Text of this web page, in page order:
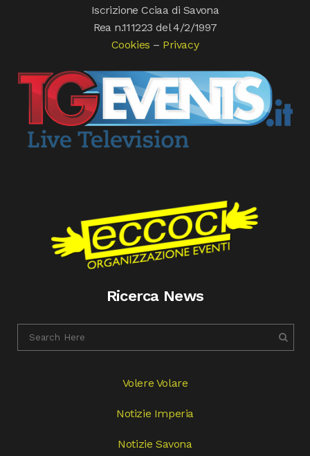
Iscrizione Cciaa di Savona
Rea n.111223 del 4/2/1997
Cookies – Privacy
Ricerca News
Volere Volare
Notizie Imperia
Notizie Savona